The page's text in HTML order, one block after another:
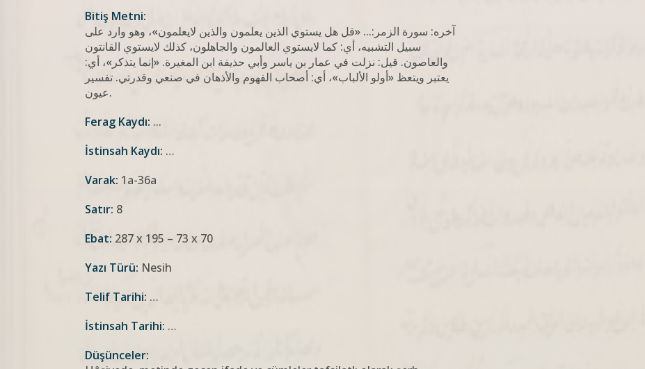
Bitiş Metni:
آخره: سورة الزمر:... «قل هل يستوي الذين يعلمون والذين لايعلمون»، وهو وارد على
سبيل التشبيه، أي: كما لايستوي العالمون والجاهلون، كذلك لايستوي القانتون
والعاصون. قيل: نزلت في عمار بن ياسر وأبي حذيفة ابن المغيرة. «إنما يتذكر»، أي:
يعتبر ويتعظ «أولو الألباب»، أي: أصحاب الفهوم والأذهان في صنعي وقدرتي. تفسير
عيون.
Ferag Kaydı: ...
İstinsah Kaydı: …
Varak: 1a-36a
Satır: 8
Ebat: 287 x 195 – 73 x 70
Yazı Türü: Nesih
Telif Tarihi: …
İstinsah Tarihi: …
Düşünceler: